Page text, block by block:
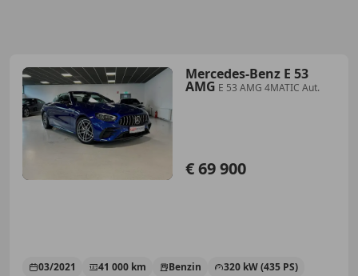
Mercedes-Benz E 53
AMG E 53 AMG 4MATIC Aut.
€ 69 900
03/2021 41 000 km Benzin 320 kW (435 PS)